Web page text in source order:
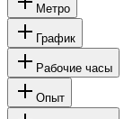
Метро
График
Рабочие часы
Опыт